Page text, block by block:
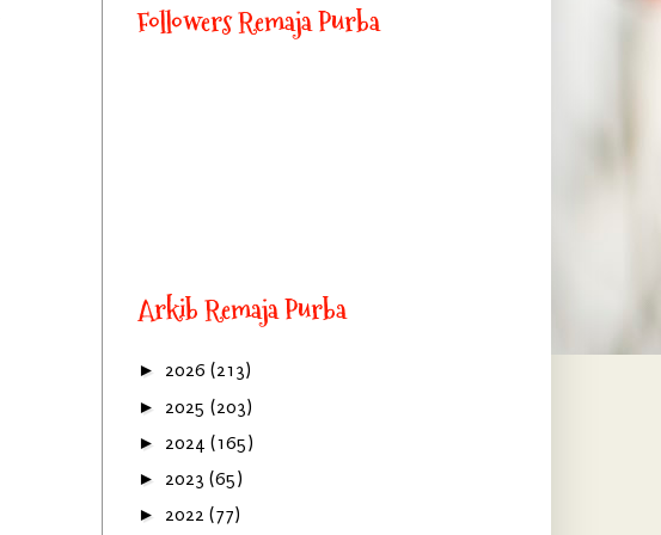
Followers Remaja Purba
Arkib Remaja Purba
► 2026 (213)
► 2025 (203)
► 2024 (165)
► 2023 (65)
► 2022 (77)